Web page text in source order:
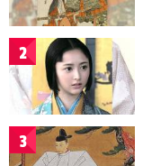
2
3